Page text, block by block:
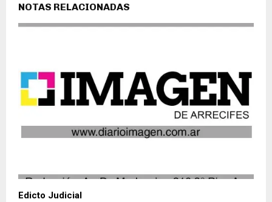
NOTAS RELACIONADAS
Edicto Judicial